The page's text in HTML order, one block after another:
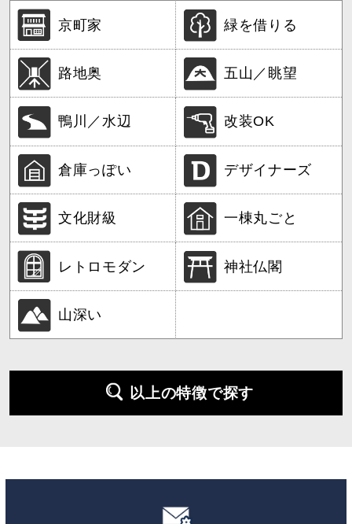
京町家 緑を借りる
路地奥 五山／眺望
鴨川／水辺 改装OK
倉庫っぽい デザイナーズ
文化財級 一棟丸ごと
レトロモダン 神社仏閣
山深い
以上の特徴で探す